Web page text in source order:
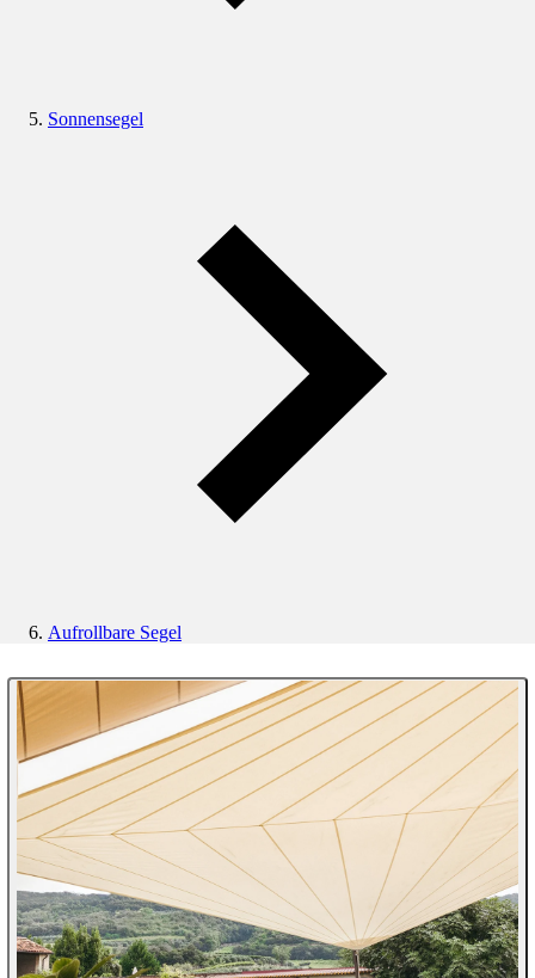
Sonnensegel
Aufrollbare Segel